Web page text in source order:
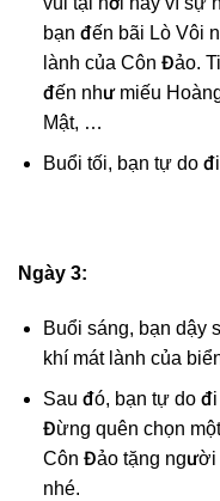
bạn đến bãi Lò Vôi
lành của Côn Đảo.
đến như miếu
Mật, …
Buổi tối, bạn tự do
Ngày 3:
Buổi sáng, bạn dậy
khí mát lành của
Sau đó, bạn tự do
Đừng quên chọn
Côn Đảo tặng người
nhé.